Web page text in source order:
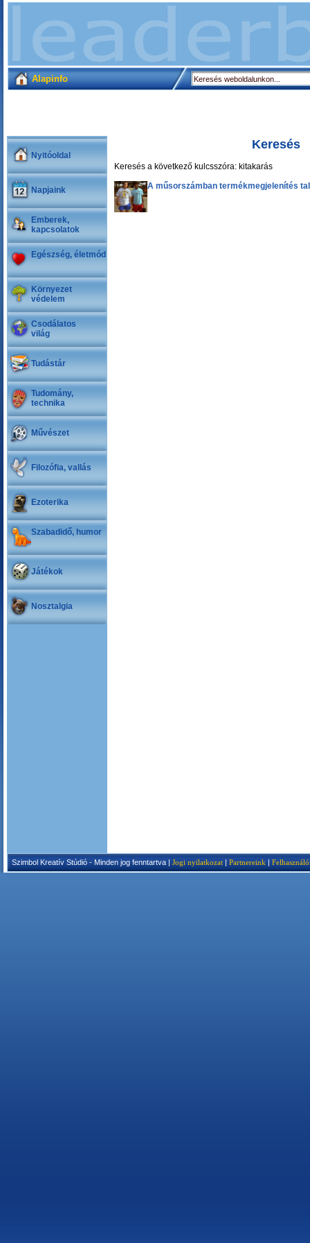
Alapinfo
Nyitóoldal
Napjaink
Emberek,
kapcsolatok
Egészség, életmód
Környezet
védelem
Csodálatos
világ
Tudástár
Tudomány,
technika
Művészet
Filozófia, vallás
Ezoterika
Szabadidő, humor
Játékok
Nosztalgia
Keresés
Keresés a következő kulcsszóra: kitakarás
A műsorszámban termékmegjelenítés
Szimbol Kreatív Stúdió - Minden jog fenntartva | Jogi nyilatkozat | Partnereink |